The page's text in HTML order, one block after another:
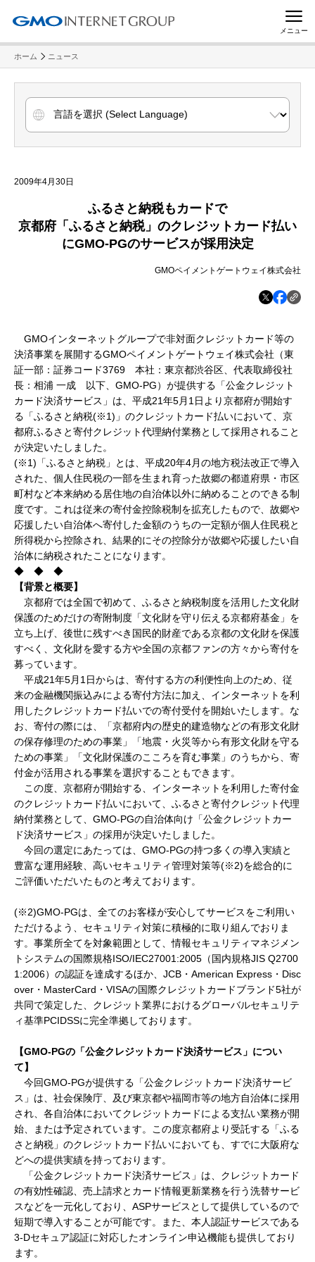
メニュー
ホーム ニュース
2009年4月30日
ふるさと納税もカードで
京都府「ふるさと納税」のクレジットカード払い
にGMO-PGのサービスが採用決定
GMOペイメントゲートウェイ株式会社
GMOインターネットグループで非対面クレジットカード等の
決済事業を展開するGMOペイメントゲートウェイ株式会社（東
証一部：証券コード3769 本社：東京都渋谷区、代表取締役社
長：相浦 一成 以下、GMO-PG）が提供する「公金クレジット
カード決済サービス」は、平成21年5月1日より京都府が開始す
る「ふるさと納税(※1)」のクレジットカード払いにおいて、京
都府ふるさと寄付クレジット代理納付業務として採用されること
が決定いたしました。
(※1)「ふるさと納税」とは、平成20年4月の地方税法改正で導入
された、個人住民税の一部を生まれ育った故郷の都道府県・市区
町村など本来納める居住地の自治体以外に納めることのできる制
度です。これは従来の寄付金控除税制を拡充したもので、故郷や
応援したい自治体へ寄付した金額のうちの一定額が個人住民税と
所得税から控除され、結果的にその控除分が故郷や応援したい自
治体に納税されたことになります。
◆ ◆ ◆
【背景と概要】
京都府では全国で初めて、ふるさと納税制度を活用した文化財
保護のためだけの寄附制度「文化財を守り伝える京都府基金」を
立ち上げ、後世に残すべき国民的財産である京都の文化財を保護
すべく、文化財を愛する方や全国の京都ファンの方々から寄付を
募っています。
平成21年5月1日からは、寄付する方の利便性向上のため、従
来の金融機関振込みによる寄付方法に加え、インターネットを利
用したクレジットカード払いでの寄付受付を開始いたします。な
お、寄付の際には、「京都府内の歴史的建造物などの有形文化財
の保存修理のための事業」「地震・火災等から有形文化財を守る
ための事業」「文化財保護のこころを育む事業」のうちから、寄
付金が活用される事業を選択することもできます。
この度、京都府が開始する、インターネットを利用した寄付金
のクレジットカード払いにおいて、ふるさと寄付クレジット代理
納付業務として、GMO-PGの自治体向け「公金クレジットカー
ド決済サービス」の採用が決定いたしました。
今回の選定にあたっては、GMO-PGの持つ多くの導入実績と
豊富な運用経験、高いセキュリティ管理対策等(※2)を総合的に
ご評価いただいたものと考えております。
(※2)GMO-PGは、全てのお客様が安心してサービスをご利用い
ただけるよう、セキュリティ対策に積極的に取り組んでおりま
す。事業所全てを対象範囲として、情報セキュリティマネジメン
トシステムの国際規格ISO/IEC27001:2005（国内規格JIS Q2700
1:2006）の認証を達成するほか、JCB・American Express・Disc
over・MasterCard・VISAの国際クレジットカードブランド5社が
共同で策定した、クレジット業界におけるグローバルセキュリテ
ィ基準PCIDSSに完全準拠しております。
【GMO-PGの「公金クレジットカード決済サービス」につい
て】
今回GMO-PGが提供する「公金クレジットカード決済サービ
ス」は、社会保険庁、及び東京都や福岡市等の地方自治体に採用
され、各自治体においてクレジットカードによる支払い業務が開
始、または予定されています。この度京都府より受託する「ふる
さと納税」のクレジットカード払いにおいても、すでに大阪府な
どへの提供実績を持っております。
「公金クレジットカード決済サービス」は、クレジットカード
の有効性確認、売上請求とカード情報更新業務を行う洗替サービ
スなどを一元化しており、ASPサービスとして提供しているので
短期で導入することが可能です。また、本人認証サービスである
3-Dセキュア認証に対応したオンライン申込機能も提供しており
ます。